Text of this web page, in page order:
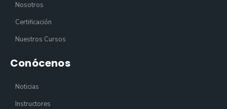
Nosotros
Certificación
Nuestros Cursos
Conócenos
Noticias
Instructores